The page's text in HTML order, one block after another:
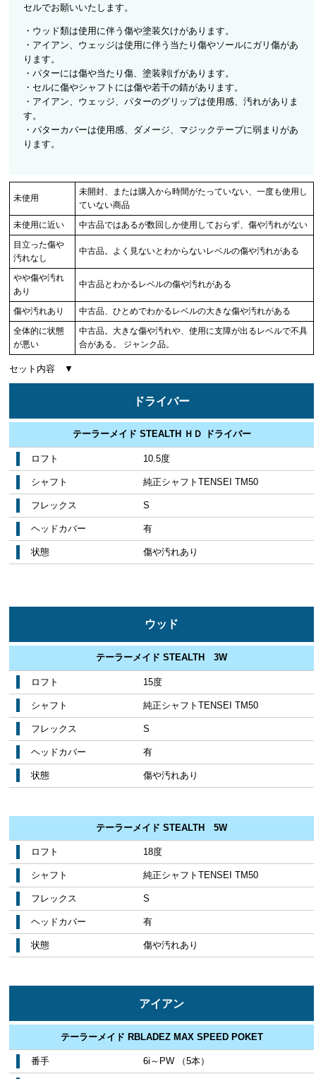
セルでお願いいたします。
・ウッド類は使用に伴う傷や塗装欠けがあります。
・アイアン、ウェッジは使用に伴う当たり傷やソールにガリ傷があ
ります。
・パターには傷や当たり傷、塗装剥げがあります。
・セルに傷やシャフトには傷や若干の錆があります。
・アイアン、ウェッジ、パターのグリップは使用感、汚れがありま
す。
・パターカバーは使用感、ダメージ、マジックテープに弱まりがあ
ります。
未使用
未開封、または購入から時間がたっていない、一度も使用し
ていない商品
未使用に近い
中古品ではあるが数回しか使用しておらず、傷や汚れがない
目立った傷や
汚れなし
中古品。よく見ないとわからないレベルの傷や汚れがある
やや傷や汚れ
あり
中古品とわかるレベルの傷や汚れがある
傷や汚れあり
中古品、ひとめでわかるレベルの大きな傷や汚れがある
全体的に状態
が悪い
中古品。大きな傷や汚れや、使用に支障が出るレベルで不具
合がある。 ジャンク品。
セット内容 ▼
ドライバー
テーラーメイド STEALTH ＨＤ ドライバー
ロフト 10.5度
シャフト 純正シャフトTENSEI TM50
フレックス S
ヘッドカバー 有
状態 傷や汚れあり
ウッド
テーラーメイド STEALTH 3W
ロフト 15度
シャフト 純正シャフトTENSEI TM50
フレックス S
ヘッドカバー 有
状態 傷や汚れあり
テーラーメイド STEALTH 5W
ロフト 18度
シャフト 純正シャフトTENSEI TM50
フレックス S
ヘッドカバー 有
状態 傷や汚れあり
アイアン
テーラーメイド RBLADEZ MAX SPEED POKET
番手 6i～PW （5本）